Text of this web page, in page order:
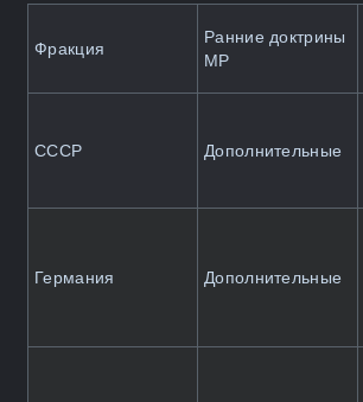
Фракция
Ранние доктрины
MP
СССР Дополнительные
Германия Дополнительные